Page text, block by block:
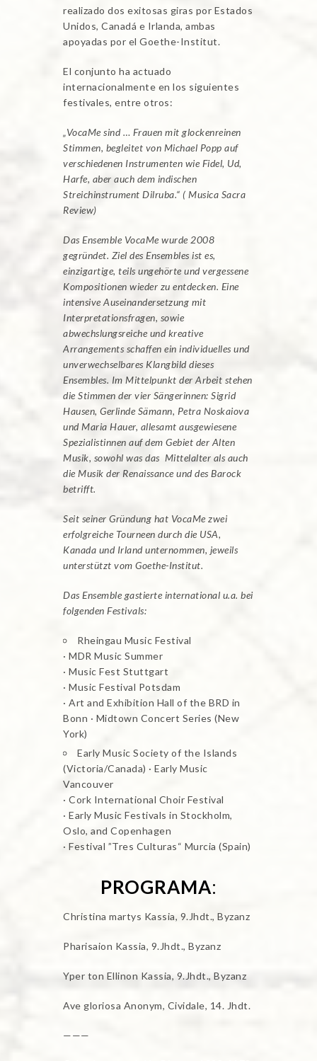
realizado dos exitosas giras por Estados
Unidos, Canadá e Irlanda, ambas
apoyadas por el Goethe-Institut.
El conjunto ha actuado
internacionalmente en los siguientes
festivales, entre otros:
„VocaMe sind … Frauen mit glockenreinen
Stimmen, begleitet von Michael Popp auf
verschiedenen Instrumenten wie Fidel, Ud,
Harfe, aber auch dem indischen
Streichinstrument Dilruba.“ ( Musica Sacra
Review)
Das Ensemble VocaMe wurde 2008
gegründet. Ziel des Ensembles ist es,
einzigartige, teils ungehörte und vergessene
Kompositionen wieder zu entdecken. Eine
intensive Auseinandersetzung mit
Interpretationsfragen, sowie
abwechslungsreiche und kreative
Arrangements schaffen ein individuelles und
unverwechselbares Klangbild dieses
Ensembles. Im Mittelpunkt der Arbeit stehen
die Stimmen der vier Sängerinnen: Sigrid
Hausen, Gerlinde Sämann, Petra Noskaiova
und Maria Hauer, allesamt ausgewiesene
Spezialistinnen auf dem Gebiet der Alten
Musik, sowohl was das Mittelalter als auch
die Musik der Renaissance und des Barock
betrifft.
Seit seiner Gründung hat VocaMe zwei
erfolgreiche Tourneen durch die USA,
Kanada und Irland unternommen, jeweils
unterstützt vom Goethe-Institut.
Das Ensemble gastierte international u.a. bei
folgenden Festivals:
Rheingau Music Festival
· MDR Music Summer
· Music Fest Stuttgart
· Music Festival Potsdam
· Art and Exhibition Hall of the BRD in
Bonn · Midtown Concert Series (New
York)
Early Music Society of the Islands
(Victoria/Canada) · Early Music
Vancouver
· Cork International Choir Festival
· Early Music Festivals in Stockholm,
Oslo, and Copenhagen
· Festival ”Tres Culturas“ Murcia (Spain)
PROGRAMA:
Christina martys Kassia, 9.Jhdt., Byzanz
Pharisaion Kassia, 9.Jhdt., Byzanz
Yper ton Ellinon Kassia, 9.Jhdt., Byzanz
Ave gloriosa Anonym, Cividale, 14. Jhdt.
———